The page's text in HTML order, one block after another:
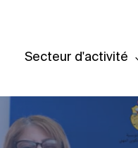
Secteur d'activité
data-driven